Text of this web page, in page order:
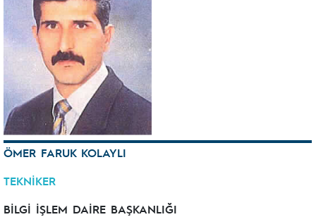
ÖMER FARUK KOLAYLI
TEKNİKER
BİLGİ İŞLEM DAİRE BAŞKANLIĞI